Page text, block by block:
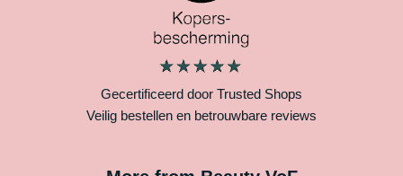
Gecertificeerd door Trusted Shops
Veilig bestellen en betrouwbare reviews